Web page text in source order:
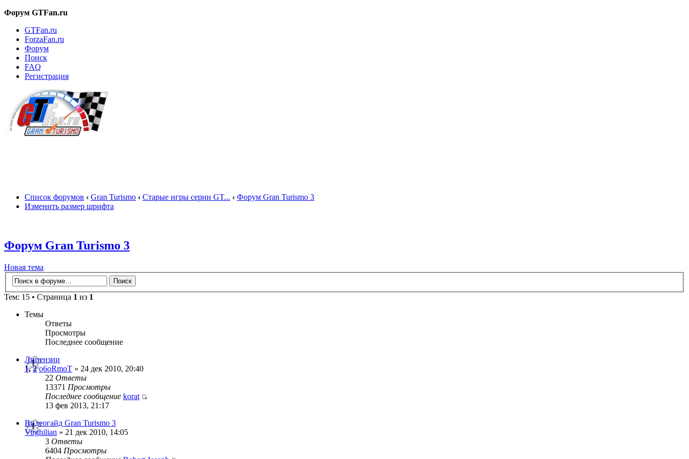
Форум GTFan.ru
GTFan.ru
ForzaFan.ru
Форум
Поиск
FAQ
Регистрация
Список форумов ‹ Gran Turismo ‹ Старые игры серии GT... ‹ Форум Gran Turismo 3
Изменить размер шрифта
Форум Gran Turismo 3
Новая тема
Тем: 15 • Страница 1 из 1
Темы
Ответы
Просмотры
Последнее сообщение
Лицензии
1,2 o6oRmoT » 24 дек 2010, 20:40
22 Ответы
13371 Просмотры
Последнее сообщение korat
13 фев 2013, 21:17
Видеогайд Gran Turismo 3
Virghilian » 21 дек 2010, 14:05
3 Ответы
6404 Просмотры